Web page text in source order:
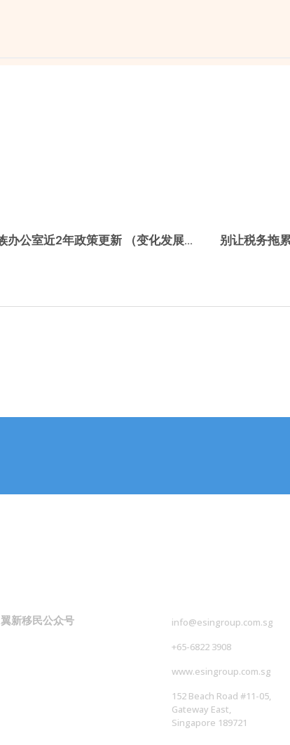
新加坡家族办公室近2年政策更新 （变化发展梳理呈现）
翼新移民公众号
info@esingroup.com.sg
+65-6822 3908
www.esingroup.com.sg
152 Beach Road #11-05,
Gateway East,
Singapore 189721